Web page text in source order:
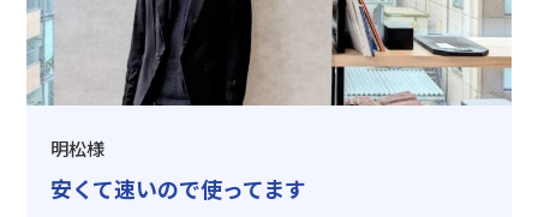
明松様
安くて速いので使ってます